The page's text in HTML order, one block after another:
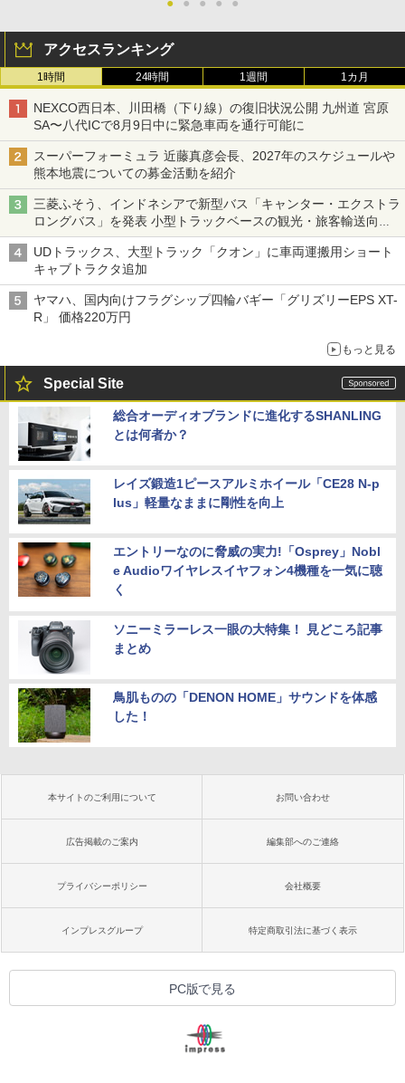
アクセスランキング
1時間 24時間 1週間 1カ月
NEXCO西日本、川田橋（下り線）の復旧状況公開 九州道 宮原
SA〜八代ICで8月9日中に緊急車両を通行可能に
スーパーフォーミュラ 近藤真彦会長、2027年のスケジュールや
熊本地震についての募金活動を紹介
三菱ふそう、インドネシアで新型バス「キャンター・エクストラ
ロングバス」を発表 小型トラックベースの観光・旅客輸送向け
バス
UDトラックス、大型トラック「クオン」に車両運搬用ショート
キャブトラクタ追加
ヤマハ、国内向けフラグシップ四輪バギー「グリズリーEPS XT-
R」 価格220万円
もっと見る
Special Site
総合オーディオブランドに進化するSHANLING
とは何者か？
レイズ鍛造1ピースアルミホイール「CE28 N-p
lus」軽量なままに剛性を向上
エントリーなのに脅威の実力!「Osprey」Nobl
e Audioワイヤレスイヤフォン4機種を一気に聴
く
ソニーミラーレス一眼の大特集！ 見どころ記事
まとめ
鳥肌ものの「DENON HOME」サウンドを体感
した！
本サイトのご利用について お問い合わせ
広告掲載のご案内 編集部へのご連絡
プライバシーポリシー 会社概要
インプレスグループ 特定商取引法に基づく表示
PC版で見る